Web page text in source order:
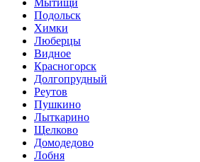
Мытищи
Подольск
Химки
Люберцы
Видное
Красногорск
Долгопрудный
Реутов
Пушкино
Лыткарино
Щелково
Домодедово
Лобня